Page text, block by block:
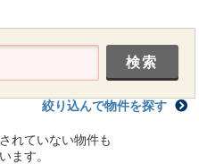
絞り込んで物件を探す
れていない物件も
ます。